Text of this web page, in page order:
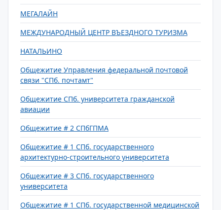
МЕГАЛАЙН
МЕЖДУНАРОДНЫЙ ЦЕНТР ВЪЕЗДНОГО ТУРИЗМА
НАТАЛЬИНО
Общежитие Управления федеральной почтовой
связи "СПб. почтамт"
Общежитие СПб. университета гражданской
авиации
Общежитие # 2 СПбГПМА
Общежитие # 1 СПб. государственного
архитектурно-строительного университета
Общежитие # 3 СПб. государственного
университета
Общежитие # 1 СПб. государственной медицинской